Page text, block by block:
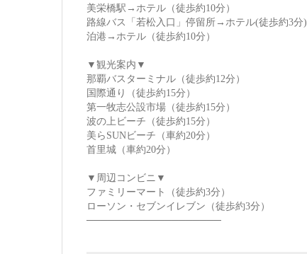
美栄橋駅→ホテル（徒歩約10分）
路線バス「若松入口」停留所→ホテル(徒歩約3分)
泊港→ホテル（徒歩約10分）
▼観光案内▼
那覇バスターミナル（徒歩約12分）
国際通り（徒歩約15分）
第一牧志公設市場（徒歩約15分）
波の上ビーチ（徒歩約15分）
美らSUNビーチ（車約20分）
首里城（車約20分）
▼周辺コンビニ▼
ファミリーマート（徒歩約3分）
ローソン・セブンイレブン（徒歩約3分）
───────────────────